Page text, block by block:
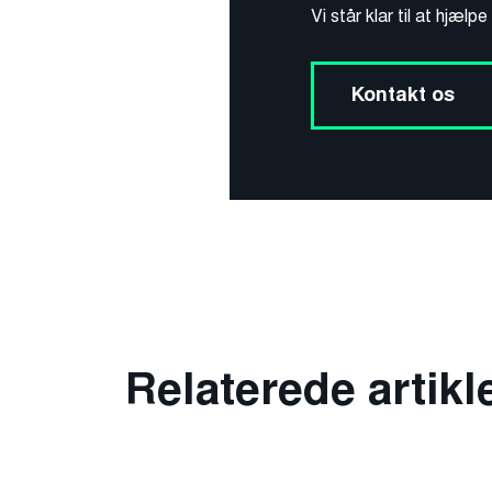
Vi står klar til at hjælpe
Kontakt os
Relaterede